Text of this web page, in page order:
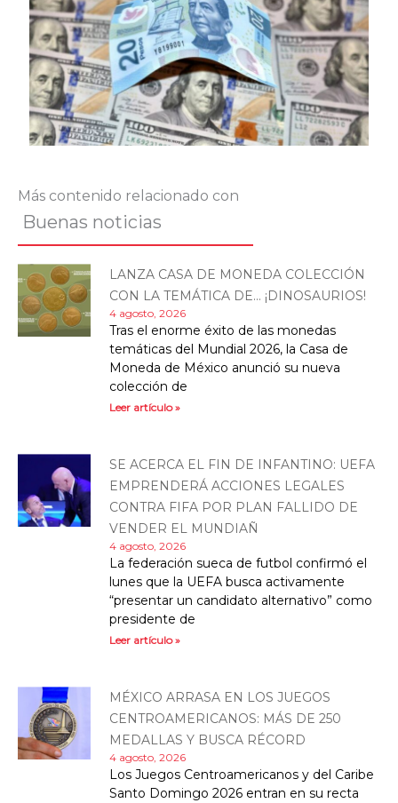
Más contenido relacionado con
Buenas noticias
LANZA CASA DE MONEDA COLECCIÓN
CON LA TEMÁTICA DE… ¡DINOSAURIOS!
4 agosto, 2026
Tras el enorme éxito de las monedas
temáticas del Mundial 2026, la Casa de
Moneda de México anunció su nueva
colección de
Leer artículo »
SE ACERCA EL FIN DE INFANTINO: UEFA
EMPRENDERÁ ACCIONES LEGALES
CONTRA FIFA POR PLAN FALLIDO DE
VENDER EL MUNDIAÑ
4 agosto, 2026
La federación sueca de futbol confirmó el
lunes que la UEFA busca activamente
“presentar un candidato alternativo” como
presidente de
Leer artículo »
MÉXICO ARRASA EN LOS JUEGOS
CENTROAMERICANOS: MÁS DE 250
MEDALLAS Y BUSCA RÉCORD
4 agosto, 2026
Los Juegos Centroamericanos y del Caribe
Santo Domingo 2026 entran en su recta